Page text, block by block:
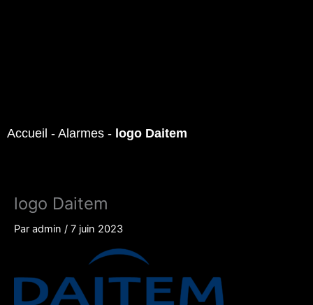
Accueil - Alarmes - logo Daitem
logo Daitem
Par admin / 7 juin 2023